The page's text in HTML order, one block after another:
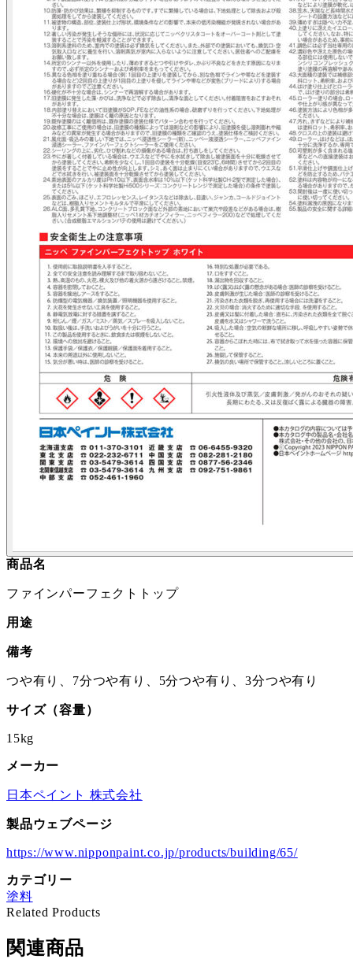
商品名
ファインパーフェクトトップ
用途
備考
つや有り、7分つや有り、5分つや有り、3分つや有り
サイズ（容量）
15kg
メーカー
日本ペイント 株式会社
製品ウェブページ
https://www.nipponpaint.co.jp/products/building/65/
カテゴリー
塗料
Related Products
関連商品